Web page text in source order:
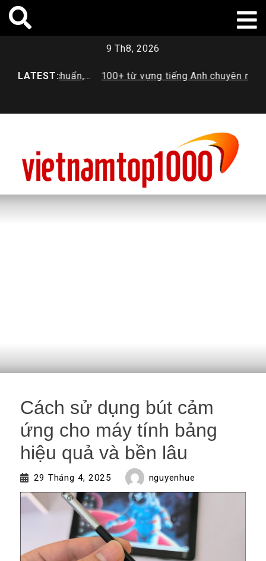
Skip
9 Th8, 2026
LATEST:
Tiêu chuẩn,
100+ từ vựng tiếng Anh chuyên ngành
Cách sử dụng bút cảm
ứng cho máy tính bảng
hiệu quả và bền lâu
29 Tháng 4, 2025 nguyenhue